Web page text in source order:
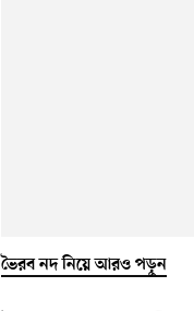
ভৈরব নদ নিয়ে আরও পড়ুন